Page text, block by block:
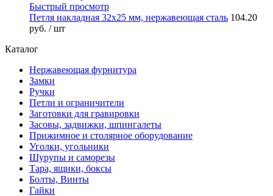
Быстрый просмотр
Петля накладная 32х25 мм, нержавеющая сталь 104.20
руб. / шт
Каталог
Нержавеющая фурнитура
Замки
Ручки
Петли и ограничители
Заготовки для гравировки
Засовы, задвижки, шпингалеты
Прижимное и столярное оборудование
Уголки, угольники
Шурупы и саморезы
Тара, ящики, боксы
Болты, Винты
Гайки